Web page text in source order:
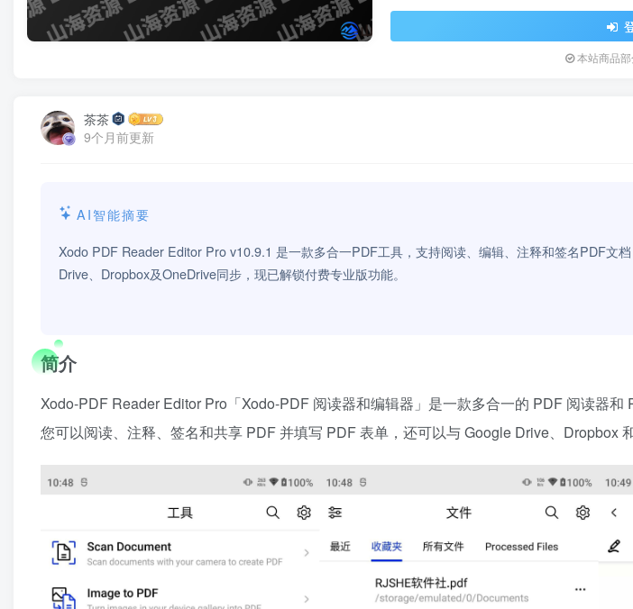
本站商品
茶茶
9个月前更新
AI智能摘要
Xodo PDF Reader Editor Pro v10.9.1 是一款多合一PDF工具，支持阅读、编辑、注释和签名PDF文
Drive、Dropbox及OneDrive同步，现已解锁付费专业版功能。
简介
Xodo-PDF Reader Editor Pro「Xodo-PDF 阅读器和编辑器」是一款多合一的 PDF 阅读器和
您可以阅读、注释、签名和共享 PDF 并填写 PDF 表单，还可以与 Google Drive、Dropbox